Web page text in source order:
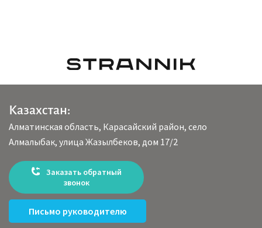
Казахстан:
Алматинская область, Карасайский район, село
Алмалыбак, улица Жазылбеков, дом 17/2
Заказать обратный
звонок
Письмо руководителю